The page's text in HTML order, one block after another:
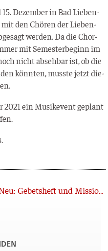
Dezem­ber in Bad Lie­ben­
den Chö­ren der Lie­ben­
wer­den. Da die Chor­
mit Semes­ter­be­ginn im
nicht abseh­bar ist, ob die
könn­ten, muss­te jetzt die­
2021 ein Musik­e­vent geplant
Neu: Gebetsheft und Missionskalender